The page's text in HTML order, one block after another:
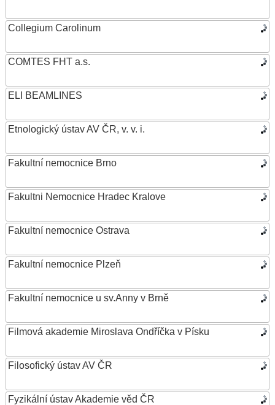
Collegium Carolinum
COMTES FHT a.s.
ELI BEAMLINES
Etnologický ústav AV ČR, v. v. i.
Fakultní nemocnice Brno
Fakultni Nemocnice Hradec Kralove
Fakultní nemocnice Ostrava
Fakultní nemocnice Plzeň
Fakultní nemocnice u sv.Anny v Brně
Filmová akademie Miroslava Ondříčka v Písku
Filosofický ústav AV ČR
Fyzikální ústav Akademie věd ČR